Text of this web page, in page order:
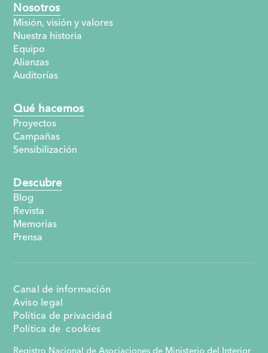
Nosotros
Misión, visión y valores
Nuestra historia
Equipo
Alianzas
Auditorías
Qué hacemos
Proyectos
Campañas
Sensibilización
Descubre
Blog
Revista
Memorias
Prensa
Registro Nacional de Asociaciones de Ministerio del Interior
Canal de información
Aviso legal
Política de privacidad
Política de cookies